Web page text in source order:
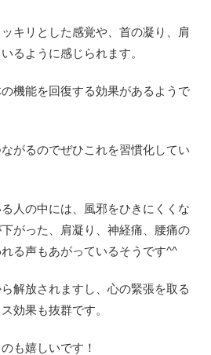
キリとした感覚や、首の凝り、肩
るように感じられます。
機能を回復する効果があるようで
がるのでぜひこれを習慣化してい
人の中には、風邪をひきにくくな
がった、肩凝り、神経痛、腰痛の
る声もあがっているそうです^^
解放されますし、心の緊張を取る
効果も抜群です。
も嬉しいです！